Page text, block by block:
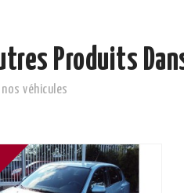
Produits
véhicules